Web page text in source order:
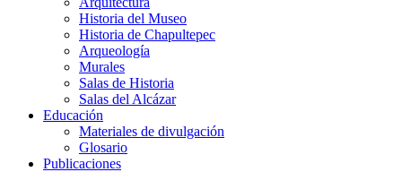
Historia del Museo
Historia de Chapultepec
Arqueología
Murales
Salas de Historia
Salas del Alcázar
Educación
Materiales de divulgación
Glosario
Publicaciones